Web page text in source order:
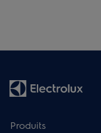
Produits